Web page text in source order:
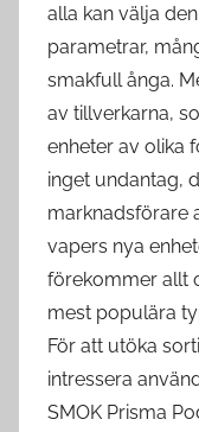
alla kan välja
parametrar,
smakfull ånga.
av tillverkarna,
enheter av olika
inget undantag,
marknadsförare
vapers nya
förekommer allt
mest populära
För att utöka
intressera
SMOK Prisma